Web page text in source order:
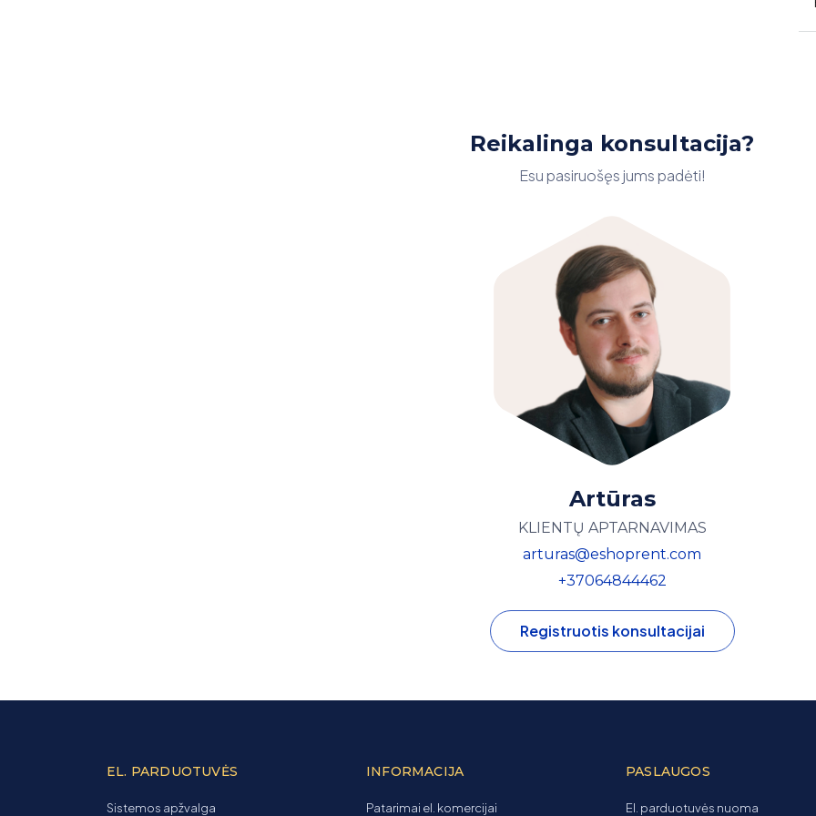
Reikalinga konsultacija?
Esu pasiruošęs jums padėti!
Artūras
KLIENTŲ APTARNAVIMAS
arturas@eshoprent.com
+37064844462
Registruotis konsultacijai
EL. PARDUOTUVĖS
Sistemos apžvalga
INFORMACIJA
Patarimai el. komercijai
PASLAUGOS
El. parduotuvės nuoma